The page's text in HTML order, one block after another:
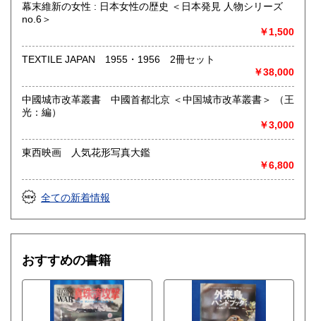
幕末維新の女性 : 日本女性の歴史 ＜日本発見 人物シリーズ
no.6＞
￥1,500
TEXTILE JAPAN 1955・1956 2冊セット
￥38,000
中國城市改革叢書 中國首都北京 ＜中国城市改革叢書＞ （王
光：編）
￥3,000
東西映画 人気花形写真大鑑
￥6,800
全ての新着情報
おすすめの書籍